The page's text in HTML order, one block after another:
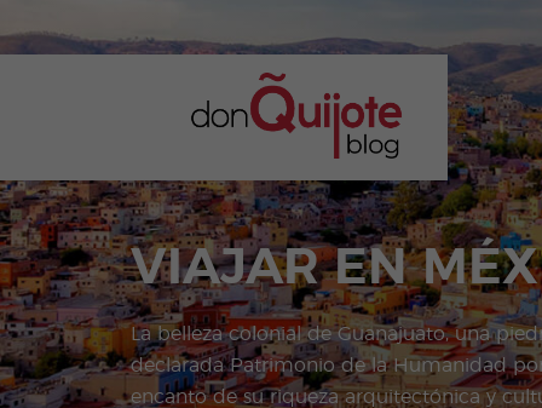
VIAJAR EN
La belleza colonial de Guanajuato, una
declarada Patrimonio de la Humanidad
encanto de su riqueza arquitectónica y